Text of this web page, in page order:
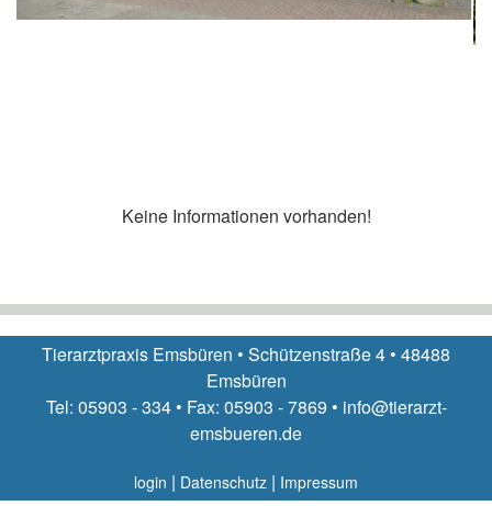
Keine Informationen vorhanden!
Tierarztpraxis Emsbüren • Schützenstraße 4 • 48488
Emsbüren
Tel: 05903 - 334 • Fax: 05903 - 7869 • info@tierarzt-
emsbueren.de
login | Datenschutz | Impressum